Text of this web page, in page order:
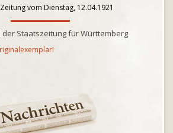
vom Dienstag, 12.04.1921
der Staatszeitung für Württemberg